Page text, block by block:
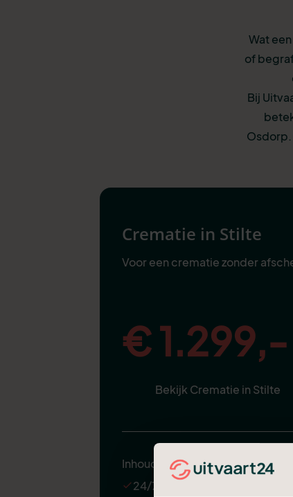
Wat
of
Bij
Crematie in Stilte
Voor een crematie zonder
€ 1.299,-
Bekijk Crematie in Stilte
Inhoud
24/7 ondersteuning